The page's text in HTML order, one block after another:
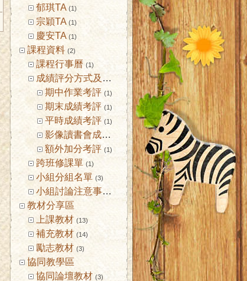
郁琪TA (1)
宗穎TA (1)
慶安TA (1)
課程資料 (2)
課程行事曆 (1)
成績評分方式及標準 (1)
期中作業考評 (1)
期末成績考評 (1)
平時成績考評 (1)
影像讀書會成績考核 (1)
額外加分考評 (1)
跨班修課單 (1)
小組分組名單 (3)
小組討論注意事項
教材分享區
上課教材 (13)
補充教材 (14)
勵志教材 (3)
協同教學區
協同論壇教材 (3)